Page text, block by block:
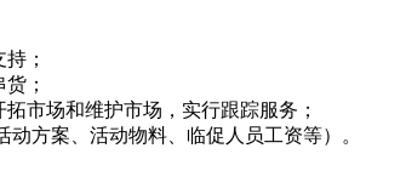
；
；
市场和维护市场，实行跟踪服务；
方案、活动物料、临促人员工资等）。